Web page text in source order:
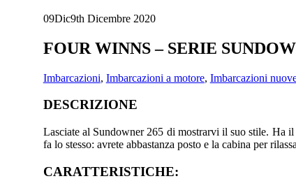
09Dic9th Dicembre 2020
FOUR WINNS – SERIE
Imbarcazioni, Imbarcazioni a motore, Imbarcazioni
DESCRIZIONE
Lasciate al Sundowner 265 di mostrarvi il suo stile. Ha
fa lo stesso: avrete abbastanza posto e la cabina per
CARATTERISTICHE: